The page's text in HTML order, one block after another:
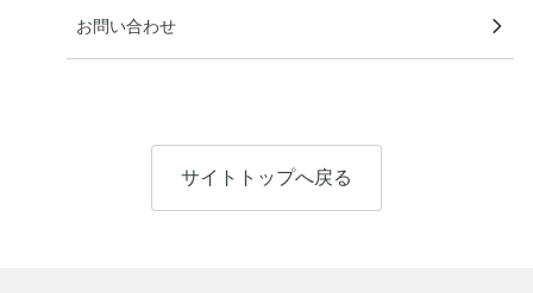
お問い合わせ
サイトトップへ戻る